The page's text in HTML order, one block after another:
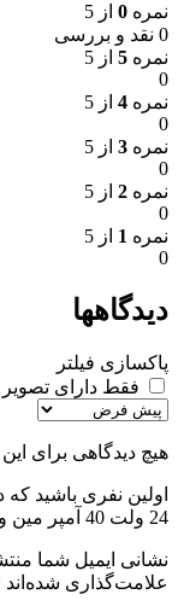
نمره 0 از 5
0 نقد و بررسی
نمره 5 از 5
0
نمره 4 از 5
0
نمره 3 از 5
0
نمره 2 از 5
0
نمره 1 از 5
0
دیدگاهها
پاکسازی فیلتر
فقط دارای تصویر
هیچ دیدگاهی برای
اولین نفری باشید
24 ولت 40 آمپر مین ول مدل SDR-960-24”
نشانی ایمیل شما
علامت‌گذاری شده‌اند